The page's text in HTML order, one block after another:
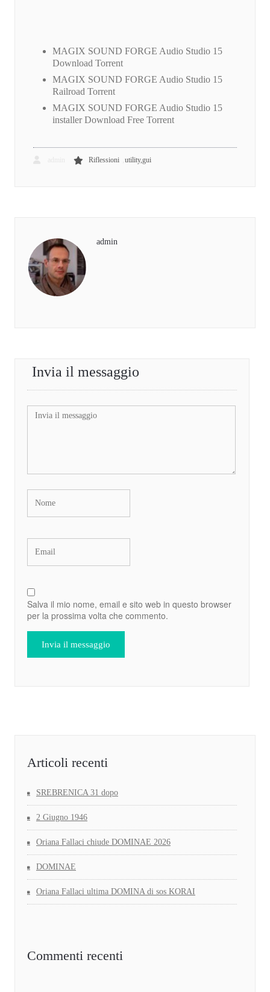
MAGIX SOUND FORGE Audio Studio 15
Download Torrent
MAGIX SOUND FORGE Audio Studio 15
Railroad Torrent
MAGIX SOUND FORGE Audio Studio 15
installer Download Free Torrent
Riflessioni utility,gui
admin
Invia il messaggio
Salva il mio nome, email e sito web in questo browser
per la prossima volta che commento.
Articoli recenti
SREBRENICA 31 dopo
2 Giugno 1946
Oriana Fallaci chiude DOMINAE 2026
DOMINAE
Oriana Fallaci ultima DOMINA di sos KORAI
Commenti recenti